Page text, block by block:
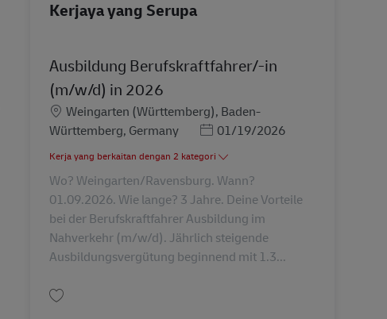
Kerjaya yang Serupa
Ausbildung Berufskraftfahrer/-in
(m/w/d) in 2026
LokasiWeingarten (Württemberg), Baden-
Württemberg, Germany
Posted Date
01/19/2026
Kerja yang berkaitan dengan 2 kategori
Wo? Weingarten/Ravensburg. Wann?
01.09.2026. Wie lange? 3 Jahre. Deine Vorteile
bei der Berufskraftfahrer Ausbildung im
Nahverkehr (m/w/d). Jährlich steigende
Ausbildungsvergütung beginnend mit 1.3...